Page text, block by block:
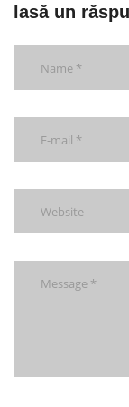
lasă un